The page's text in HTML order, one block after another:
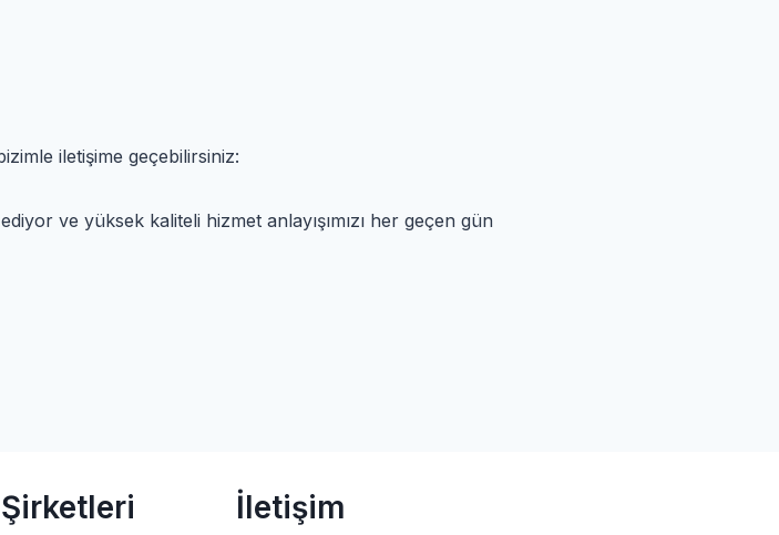
iletişime geçebilirsiniz:
ve yüksek kaliteli hizmet anlayışımızı her geçen gün
İletişim